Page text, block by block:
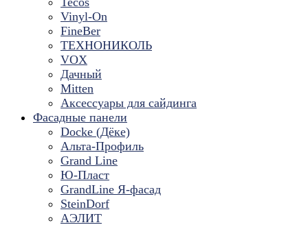
Vinyl-On
FineBer
ТЕХНОНИКОЛЬ
VOX
Дачный
Mitten
Аксессуары для сайдинга
Фасадные панели
Docke (Дёке)
Альта-Профиль
Grand Line
Ю-Пласт
GrandLine Я-фасад
SteinDorf
АЭЛИТ